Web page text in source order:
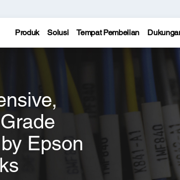
Produk Solusi Tempat Pembelian
Epson